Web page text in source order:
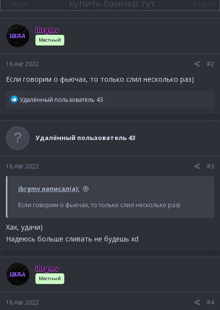
ibrgmv
Местный
18 Авг 2022 #2
Если говорим о фьючах, то только слил несколько раз)
Р
к
ц
и
Удалённый пользователь 43
Удалённый пользователь 43
18 Авг 2022 #3
ibrgmv написал(а):
Если говорим о фьючах, то только слил несколько раз)
Хах, удачи)
Надеюсь больше сливать не будешь xd
ibrgmv
Местный
18 Авг 2022 #4